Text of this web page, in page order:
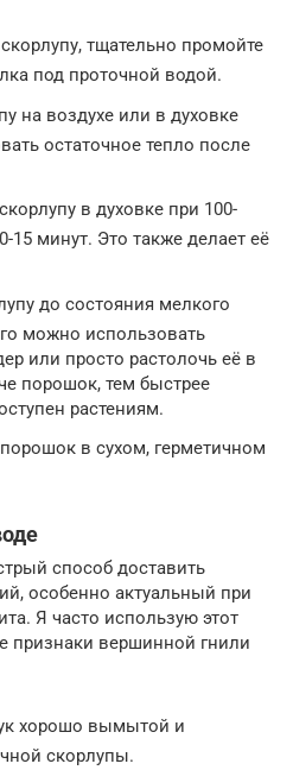
тщательно промойте
под проточной водой.
на воздухе или в духовке
остаточное тепло после
в духовке при 100-
15 минут. Это также делает её
до состояния мелкого
можно использовать
или просто растолочь её в
порошок, тем быстрее
растениям.
в сухом, герметичном
способ доставить
особенно актуальный при
Я часто использую этот
признаки вершинной гнили
хорошо вымытой и
скорлупы.